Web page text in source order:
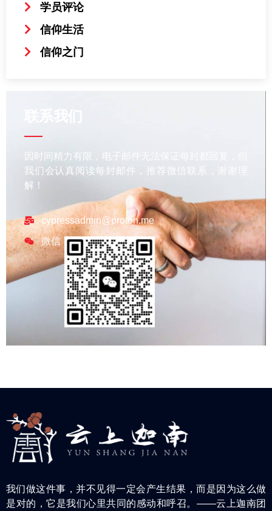
学员评论
信仰生活
信仰之门
因时间精力有限，电子邮件无法保证每封都回复，但
我们会认真阅读每封邮件，推荐微信联系，谢谢理
解！
cypressadmin@proton.me
微信
我们做这件事，并不见得一定会产生结果，而是因为这么做
是对的，它是我们心里共同的感动和呼召。——云上迦南团